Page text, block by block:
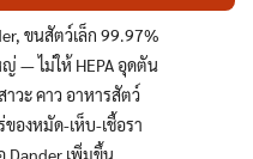
ขนสัตว์เล็ก 99.97%
— ไม่ให้ HEPA อุดตัน
วะ คาว อาหารสัตว์
องหมัด-เห็บ-เชื้อรา
Dander เพิ่มขึ้น